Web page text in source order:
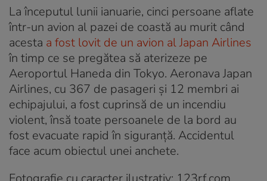
La începutul lunii ianuarie, cinci persoane aflate
într-un avion al pazei de coastă au murit când
acesta a fost lovit de un avion al Japan Airlines
în timp ce se pregătea să aterizeze pe
Aeroportul Haneda din Tokyo. Aeronava Japan
Airlines, cu 367 de pasageri şi 12 membri ai
echipajului, a fost cuprinsă de un incendiu
violent, însă toate persoanele de la bord au
fost evacuate rapid în siguranță. Accidentul
face acum obiectul unei anchete.